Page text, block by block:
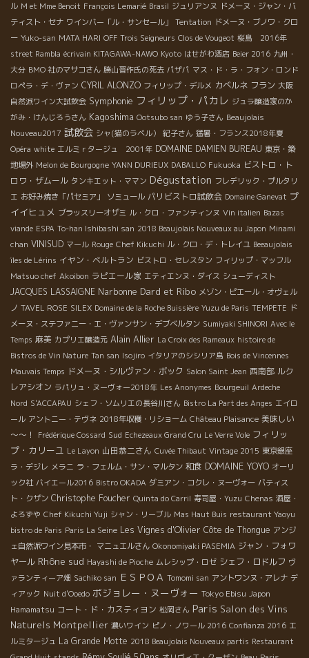
ル M et Mme Benoit François Lemarié Brasil ジュリアンヌ ドメーヌ・ジャン・バ
ティスト・セナ ワインバー「ル・サンセール」 Tentation ドメーヌ・ブノワ・クロ
ー Yuko-san MATA HARI OFF Trois Seigneurs Clos de Vougeot 桜島 2016年
street Rambla écrivain KITAGAWA-NAWO Kyoto はせがわ酒店 Beier 2016 九州・
大分 BMO 社のマサコさん 勝山晋作氏の死去 パザパ マス・ド・ラ・フォン・ロンド
ロペラ・デ・ヴァン CYRIL ALONZO フィリップ・デルメ カベルネ フラン 大阪
自然派ワイン大試飲会 Symphonie フィリップ・パカレ ジュラ醸造家のか
がみ・けんじろうさん Kagoshima Ootsubo san ゆう子さん Beaujolais
Nouveau2017 試飲会 シャ(猫のラベル） 紀子さん 猛暑・フランス2018年夏
Opéra white エルミｒタージュ 2001年 DOMAINE DAMIEN BUREAU 東京・築
地場外 Melon de Bourgogne YANN DURIEUX DABALLO Fukuoka ビストロ・ト
ロワ・ザムール タンキエット・ママン Dégustation フレデリック・プルタリ
エ お好み焼き「パセミア」 ソミュール パリビストロ試飲会 Domaine Ganevat プ
イイヒュメ ブラッスリーオザミ ル・クロ・ファンティンヌ Vin italien Bazas
viande ESPA To-han Ishibashi san 2018 Beaujolais Nouveaux au Japon Minami
chan VINISUD マール Rouge Chef Kikuchi ル・クロ・デ・トレイユ Beeaujolais
îles de Lérins イヤン・ベルトラン ビストロ・セレスタン フィリップ・マッフル
Matsuo chef Akoibon ラピエール家 エティエンヌ・ダイス シューディスト
JACQUES LASSAIGNE Narbonne Dard et Ribo メゾン・ピエール・オヴェル
ノ TAVEL ROSE SILEX Domaine de la Roche Buissière Yuzu de Paris TEMPETE ド
メーヌ・ステファニー・エ・ヴァンサン・デブベルタン Sumiyaki SHINORI Avec le
Temps 麻美 カプリエ醸造元 Alain Allier La Croix des Rameaux histoire de
Bistros de Vin Nature Tan san Isojiro イタリアのシシリア島 Bois de Vincennes
Mauvais Temps ドメーヌ・シルヴァン・ボック Salon Saint Jean 西南部 ルク
レアシオン ラパリュ・ヌーヴォー2018年 Les Anonymes Bourgeuil Ardeche
Nord S'ACCAPAU シェフ・ソムリエの長谷川さん Bistro La Part des Anges エイロ
ール アントニー・テヴネ 2018年収穫・リショーム Château Plaisance 美味しい
～～！
Frédérique Cossard Sud Echezeaux Grand Cru Le Verre Vole フィリッ
プ・カリーユ Le Layon 山田恭二さん Cuvée Thibaut Vintage 2015 東京銀座
ラ・デジレ メラニ ラ・フェルム・サン・マルタン 和食 DOMAINE YOYO オーリ
ック社 バイエール2016 Bistro OKADA ダミアン・コクレ・ヌーヴォー バティス
ト・クザン Christophe Foucher Quinta do Carril 寿司屋・Yuzu Chenas 酒屋・
よろずや Chef Kikuchi Yuji シャン・リーブル Mas Haut Buis restaurant Yaoyu
bistro de Paris Paris La Seine Les Vignes d'Olivier Côte de Thongue アンジ
ェ自然派ワイン見本市・ マニュエルさん Okonomiyaki PASEMIA ジャン・フォワ
ヤール Rhône sud Hayashi de Pioche ムレシップ・ロゼ シェフ・ロドルフ ヴ
ァランティーア畑 Sachiko san ＥＳＰＯＡ Tomomi san アントワンヌ・アレナ デ
ィアック Nuit d'Ooedo ボジョレー・ヌーヴォー Tokyo Ebisu Japon
Hamamatsu コート・ド・カスティヨン 松岡さん Paris Salon des Vins
Naturels Montpellier 濃いワイン ピノ・ノワール 2016 Confianza 2016 エ
ルミタージュ La Grande Motte 2018 Beaujolais Nouveaux partis Restaurant